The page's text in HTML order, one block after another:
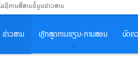
ຊີການສື່ສານຂໍ້ມູນຂ່າວສານ
ຂ່າວສານ ຫຼັກສູດການຮຽນ-ການສອນ ບົດຄ